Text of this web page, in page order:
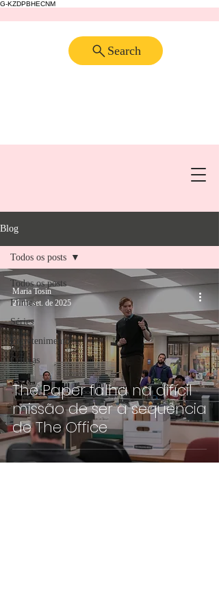
G-KZDPBHECNM
Search
Blog
Todos os posts
Filmes
Séries
Entretenimento
Críticas
Todos os posts
The Paper falha na difícil
missão de ser a sequência
de The Office
Maria Tosin
27 de set. de 2025